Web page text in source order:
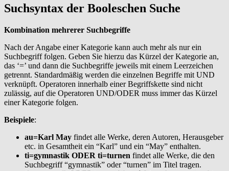
Suchsyntax der Booleschen Suche
Kombination mehrerer Suchbegriffe
Nach der Angabe einer Kategorie kann auch mehr als nur ein
Suchbegriff folgen. Geben Sie hierzu das Kürzel der Kategorie an,
das ‘=’ und dann die Suchbegriffe jeweils mit einem Leerzeichen
getrennt. Standardmäßig werden die einzelnen Begriffe mit UND
verknüpft. Operatoren innerhalb einer Begriffskette sind nicht
zulässig, auf die Operatoren UND/ODER muss immer das Kürzel
einer Kategorie folgen.
Beispiele:
au=Karl May findet alle Werke, deren Autoren, Herausgeber
etc. in Gesamtheit ein “Karl” und ein “May” enthalten.
ti=gymnastik ODER ti=turnen findet alle Werke, die den
Suchbegriff “gymnastik” oder “turnen” im Titel tragen.